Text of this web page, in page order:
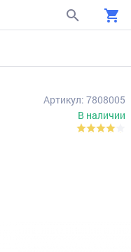
Артикул: 7808005
В наличии